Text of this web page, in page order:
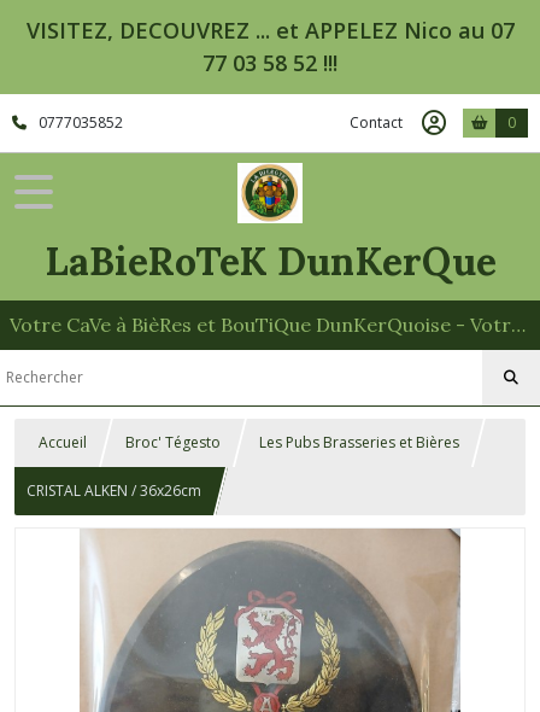
VISITEZ, DECOUVREZ ... et APPELEZ Nico au 07
77 03 58 52 !!!
0777035852 Contact 0
LaBieRoTeK DunKerQue
Votre CaVe à BièRes et BouTiQue DunKerQuoise - Votre Spécialiste des Paniers Garnis
Accueil Broc' Tégesto Les Pubs Brasseries et Bières
CRISTAL ALKEN / 36x26cm